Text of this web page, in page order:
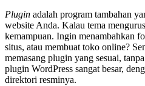
Plugin adalah program tambahan
website Anda. Kalau tema
kemampuan. Ingin menambahkan
situs, atau membuat toko online?
memasang plugin yang sesuai,
plugin WordPress sangat besar,
direktori resminya.